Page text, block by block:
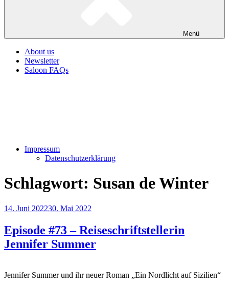
Menü
About us
Newsletter
Saloon FAQs
Impressum
Datenschutzerklärung
Schlagwort: Susan de Winter
Veröffentlicht
14. Juni 202230. Mai 2022
Episode #73 – Reiseschriftstellerin
Jennifer Summer
Jennifer Summer und ihr neuer Roman „Ein Nordlicht auf Sizilien“